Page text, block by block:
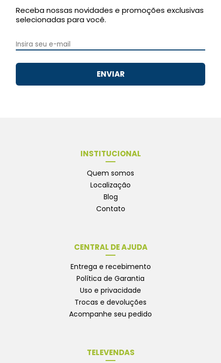
Receba nossas novidades e promoções exclusivas
selecionadas para você.
ENVIAR
INSTITUCIONAL
Quem somos
Localização
Blog
Contato
CENTRAL DE AJUDA
Entrega e recebimento
Política de Garantia
Uso e privacidade
Trocas e devoluções
Acompanhe seu pedido
TELEVENDAS